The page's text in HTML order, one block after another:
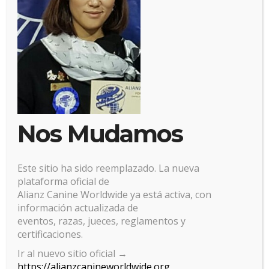
Gestionar el consentimiento
de las cookies
Nos Mudamos
Este sitio ha sido reemplazado. La nueva
plataforma oficial de
Alianz Canine Worldwide ya está activa, con
información actualizada de
eventos, razas, jueces, reglamentos y
certificaciones.
Ir al nuevo sitio oficial →